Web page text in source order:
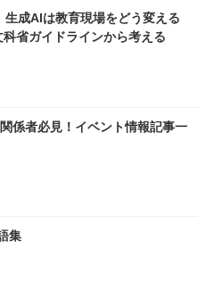
生成AIは教育現場をどう変える
省ガイドラインから考える
関係者必見！イベント情報記事一
集